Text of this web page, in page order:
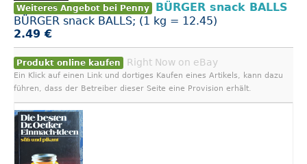
Weiteres Angebot bei Penny
BÜRGER snack BALLS
BÜRGER snack BALLS; (1 kg = 12.45)
2.49 €
Produkt online kaufen Right Now on eBay
Ein Klick auf einen Link und dortiges Kaufen eines Artikels, kann dazu
führen, dass der Betreiber dieser Seite eine Provision erhält.